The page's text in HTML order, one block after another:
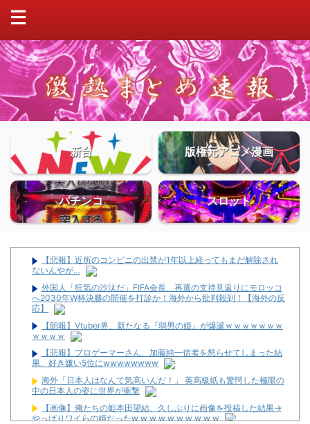
新台 版権元アニメ漫画
パチンコ スロット
【悲報】近所のコンビニの出禁が1年以上経ってもまだ解除され
ないんやが…
外国人「狂気の沙汰だ」FIFA会長、再選の支持見返りにモロッコ
へ2030年W杯決勝の開催を打診か！海外から批判殺到！【海外の反
応】
【朗報】Vtuber界、新たなる『弱男の姫』が爆誕ｗｗｗｗｗｗｗ
ｗｗｗｗ
【悲報】プロゲーマーさん、加藤純一信者を怒らせてしまった結
果、好き嫌い5位にwwwwwwww
海外「日本人はなんて気高いんだ！」 英高級紙も驚愕した極限の
中の日本人の姿に世界が衝撃
【画像】俺たちの姫本田望結、久しぶりに画像を投稿した結果→
やっぱりワイらの姫だったw w w w w w w w w w